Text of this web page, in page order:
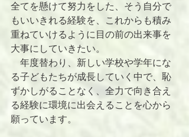
全てを懸けて努力をした、そう自分で
もいいきれる経験を、これからも積み
重ねていけるように目の前の出来事を
大事にしていきたい。
年度替わり、新しい学校や学年にな
る子どもたちが成長していく中で、恥
ずかしがることなく、全力で向き合え
る経験に環境に出会えることを心から
願っています。